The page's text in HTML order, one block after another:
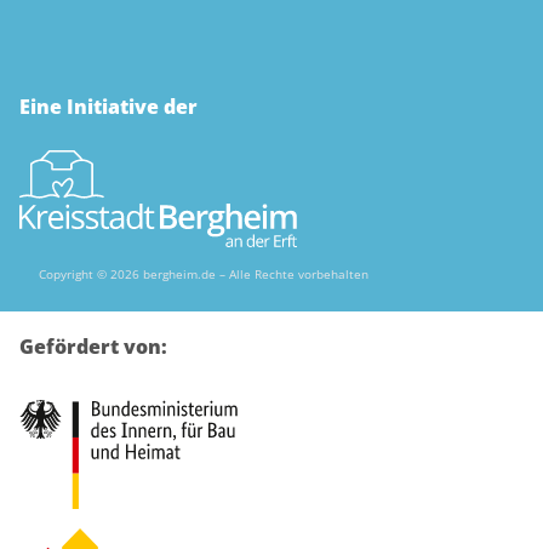
Eine Initiative der
Copyright © 2026 bergheim.de – Alle Rechte vorbehalten
Gefördert von: